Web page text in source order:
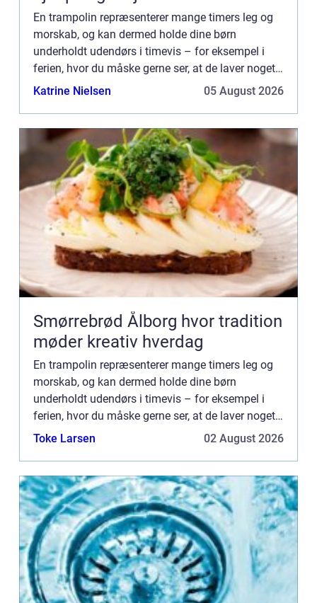
En trampolin repræsenterer mange timers leg og
morskab, og kan dermed holde dine børn
underholdt udendørs i timevis – for eksempel i
ferien, hvor du måske gerne ser, at de laver noget
andet end at sidde foran tv’et eller i sofaen med
Katrine Nielsen 05 August 2026
Smørrebrød Ålborg hvor tradition
møder kreativ hverdag
En trampolin repræsenterer mange timers leg og
morskab, og kan dermed holde dine børn
underholdt udendørs i timevis – for eksempel i
ferien, hvor du måske gerne ser, at de laver noget
andet end at sidde foran tv’et eller i sofaen med
Toke Larsen 02 August 2026